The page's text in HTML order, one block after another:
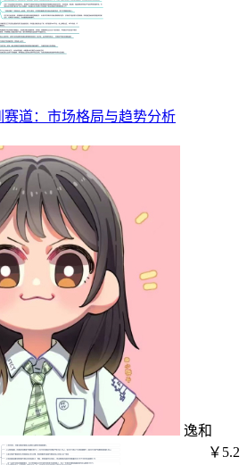
赛道：市场格局与趋势分析
逸和
￥5.2